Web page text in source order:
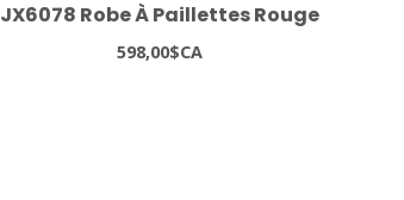
JX6078 Robe À Paillettes Rouge
598,00$CA